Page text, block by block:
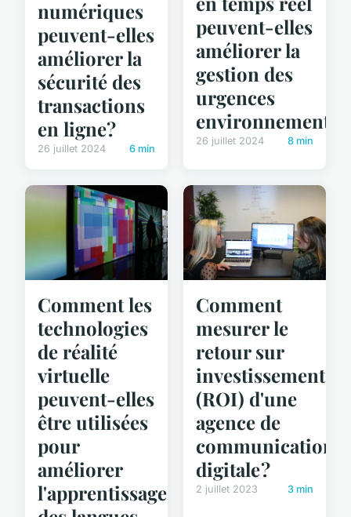
numériques
peuvent-elles
améliorer la
sécurité des
transactions
en ligne?
26 juillet 2024 6 min
peuvent-elles
améliorer la
gestion des
urgences
26 juillet 2024 8 min
Comment les
technologies
de réalité
virtuelle
peuvent-elles
être utilisées
pour
améliorer
l'apprentissage
Comment
mesurer le
retour sur
investissement
(ROI) d'une
agence de
communication
digitale ?
2 juillet 2023 3 min